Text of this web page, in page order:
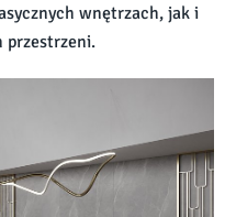
wnętrzach, jak i
przestrzeni.